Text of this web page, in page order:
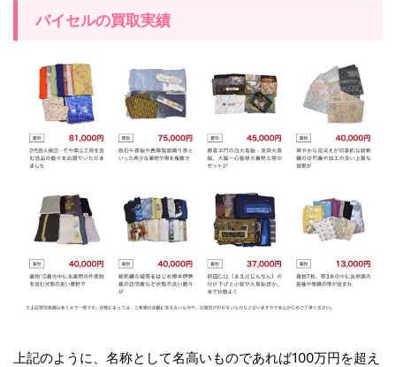
バイセルの買取実績
上記のように、名称として名高いものであれば100万円を超え